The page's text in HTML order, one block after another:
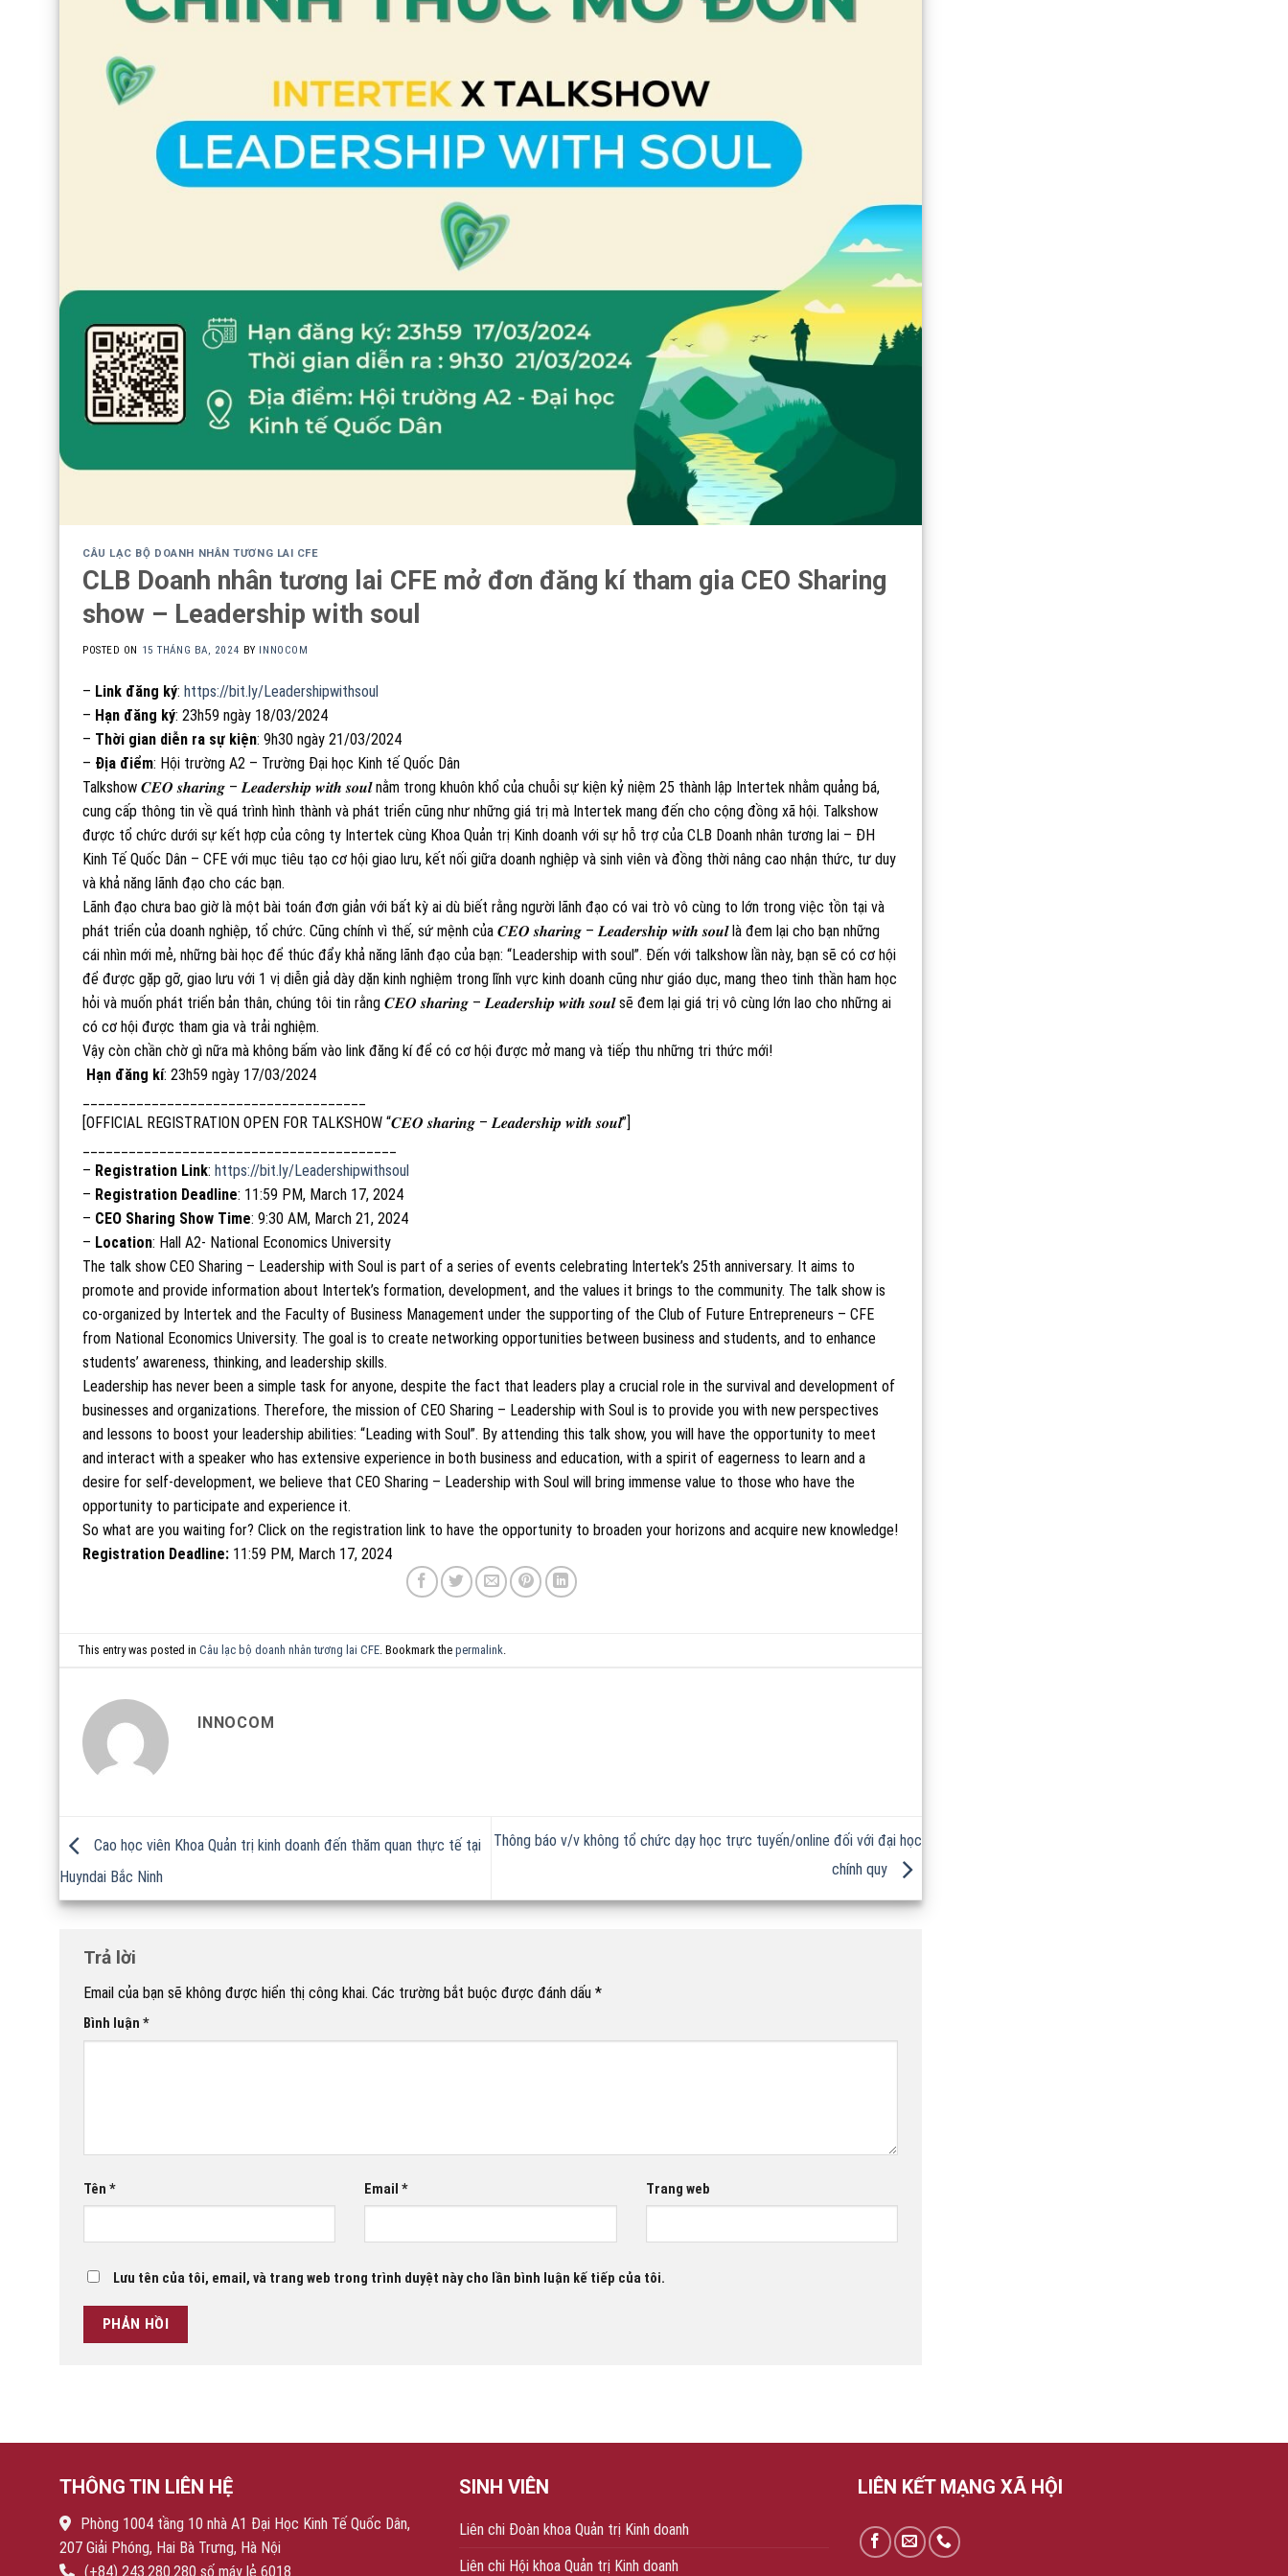
CÂU LẠC BỘ DOANH NHÂN TƯƠNG LAI CFE
CLB Doanh nhân tương lai CFE mở đơn đăng kí tham gia CEO Sharing
show – Leadership with soul
POSTED ON 15 THÁNG BA, 2024 BY INNOCOM
– Link đăng ký: https://bit.ly/Leadershipwithsoul
– Hạn đăng ký: 23h59 ngày 18/03/2024
– Thời gian diễn ra sự kiện: 9h30 ngày 21/03/2024
– Địa điểm: Hội trường A2 – Trường Đại học Kinh tế Quốc Dân
Talkshow 𝑪𝑬𝑶 𝒔𝒉𝒂𝒓𝒊𝒏𝒈 – 𝑳𝒆𝒂𝒅𝒆𝒓𝒔𝒉𝒊𝒑 𝒘𝒊𝒕𝒉 𝒔𝒐𝒖𝒍 nằm trong khuôn khổ của chuỗi sự kiện kỷ niệm 25 thành lập Intertek nhằm quảng bá,
cung cấp thông tin về quá trình hình thành và phát triển cũng như những giá trị mà Intertek mang đến cho cộng đồng xã hội. Talkshow
được tổ chức dưới sự kết hợp của công ty Intertek cùng Khoa Quản trị Kinh doanh với sự hỗ trợ của CLB Doanh nhân tương lai – ĐH
Kinh Tế Quốc Dân – CFE với mục tiêu tạo cơ hội giao lưu, kết nối giữa doanh nghiệp và sinh viên và đồng thời nâng cao nhận thức, tư duy
và khả năng lãnh đạo cho các bạn.
Lãnh đạo chưa bao giờ là một bài toán đơn giản với bất kỳ ai dù biết rằng người lãnh đạo có vai trò vô cùng to lớn trong việc tồn tại và
phát triển của doanh nghiệp, tổ chức. Cũng chính vì thế, sứ mệnh của 𝑪𝑬𝑶 𝒔𝒉𝒂𝒓𝒊𝒏𝒈 – 𝑳𝒆𝒂𝒅𝒆𝒓𝒔𝒉𝒊𝒑 𝒘𝒊𝒕𝒉 𝒔𝒐𝒖𝒍 là đem lại cho bạn những
cái nhìn mới mẻ, những bài học để thúc đẩy khả năng lãnh đạo của bạn: “Leadership with soul”. Đến với talkshow lần này, bạn sẽ có cơ hội
để được gặp gỡ, giao lưu với 1 vị diễn giả dày dặn kinh nghiệm trong lĩnh vực kinh doanh cũng như giáo dục, mang theo tinh thần ham học
hỏi và muốn phát triển bản thân, chúng tôi tin rằng 𝑪𝑬𝑶 𝒔𝒉𝒂𝒓𝒊𝒏𝒈 – 𝑳𝒆𝒂𝒅𝒆𝒓𝒔𝒉𝒊𝒑 𝒘𝒊𝒕𝒉 𝒔𝒐𝒖𝒍 sẽ đem lại giá trị vô cùng lớn lao cho những ai
có cơ hội được tham gia và trải nghiệm.
Vậy còn chần chờ gì nữa mà không bấm vào link đăng kí để có cơ hội được mở mang và tiếp thu những tri thức mới!
Hạn đăng kí: 23h59 ngày 17/03/2024
[OFFICIAL REGISTRATION OPEN FOR TALKSHOW “𝑪𝑬𝑶 𝒔𝒉𝒂𝒓𝒊𝒏𝒈 – 𝑳𝒆𝒂𝒅𝒆𝒓𝒔𝒉𝒊𝒑 𝒘𝒊𝒕𝒉 𝒔𝒐𝒖𝒍”]
– Registration Link: https://bit.ly/Leadershipwithsoul
– Registration Deadline: 11:59 PM, March 17, 2024
– CEO Sharing Show Time: 9:30 AM, March 21, 2024
– Location: Hall A2- National Economics University
The talk show CEO Sharing – Leadership with Soul is part of a series of events celebrating Intertek’s 25th anniversary. It aims to
promote and provide information about Intertek’s formation, development, and the values it brings to the community. The talk show is
co-organized by Intertek and the Faculty of Business Management under the supporting of the Club of Future Entrepreneurs – CFE
from National Economics University. The goal is to create networking opportunities between business and students, and to enhance
students’ awareness, thinking, and leadership skills.
Leadership has never been a simple task for anyone, despite the fact that leaders play a crucial role in the survival and development of
businesses and organizations. Therefore, the mission of CEO Sharing – Leadership with Soul is to provide you with new perspectives
and lessons to boost your leadership abilities: “Leading with Soul”. By attending this talk show, you will have the opportunity to meet
and interact with a speaker who has extensive experience in both business and education, with a spirit of eagerness to learn and a
desire for self-development, we believe that CEO Sharing – Leadership with Soul will bring immense value to those who have the
opportunity to participate and experience it.
So what are you waiting for? Click on the registration link to have the opportunity to broaden your horizons and acquire new knowledge!
Registration Deadline: 11:59 PM, March 17, 2024
This entry was posted inCâu lạc bộ doanh nhân tương lai CFE . Bookmark thepermalink
INNOCOM
Cao học viên Khoa Quản trị kinh doanh đến thăm quan thực tế tại
Huyndai Bắc Ninh
Thông báo v/v không tổ chức dạy học trực tuyến/online đối với đại học
chính quy
Trả lời
Email của bạn sẽ không được hiển thị công khai. Các trường bắt buộc được đánh dấu *
Bình luận *
Tên * Email* Trang web
Lưu tên của tôi, email, và trang web trong trình duyệt này cho lần bình luận kế tiếp của tôi.
THÔNG TIN LIÊN HỆ
Phòng 1004 tầng 10 nhà A1 Đại Học Kinh Tế Quốc Dân,
207 Giải Phóng, Hai Bà Trưng, Hà Nội
(+84) 243.280.280 số máy lẻ 6018
SINH VIÊN
Liên chi Đoàn khoa Quản trị Kinh doanh
Liên chi Hội khoa Quản trị Kinh doanh
LIÊN KẾT MẠNG XÃ HỘI